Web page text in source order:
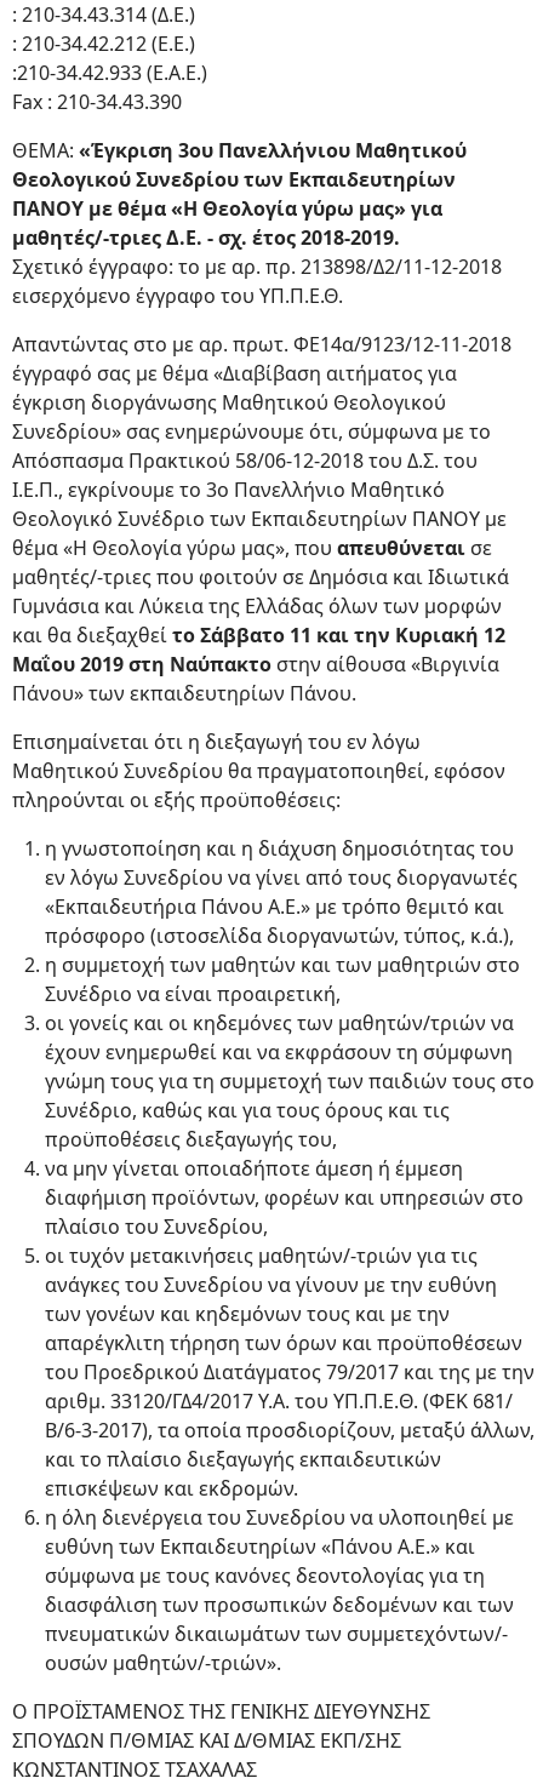
: 210-34.43.314 (Δ.Ε.)
: 210-34.42.212 (Ε.Ε.)
:210-34.42.933 (Ε.Α.Ε.)
Fax : 210-34.43.390
ΘΕΜΑ: «Έγκριση 3ου Πανελλήνιου Μαθητικού
Θεολογικού Συνεδρίου των Εκπαιδευτηρίων
ΠΑΝΟΥ με θέμα «Η Θεολογία γύρω μας» για
μαθητές/-τριες Δ.Ε. - σχ. έτος 2018-2019.
Σχετικό έγγραφο: το με αρ. πρ. 213898/Δ2/11-12-2018
εισερχόμενο έγγραφο του ΥΠ.Π.Ε.Θ.
Απαντώντας στο με αρ. πρωτ. ΦΕ14α/9123/12-11-2018
έγγραφό σας με θέμα «Διαβίβαση αιτήματος για
έγκριση διοργάνωσης Μαθητικού Θεολογικού
Συνεδρίου» σας ενημερώνουμε ότι, σύμφωνα με το
Απόσπασμα Πρακτικού 58/06-12-2018 του Δ.Σ. του
Ι.Ε.Π., εγκρίνουμε το 3ο Πανελλήνιο Μαθητικό
Θεολογικό Συνέδριο των Εκπαιδευτηρίων ΠΑΝΟΥ με
θέμα «Η Θεολογία γύρω μας», που απευθύνεται σε
μαθητές/-τριες που φοιτούν σε Δημόσια και Ιδιωτικά
Γυμνάσια και Λύκεια της Ελλάδας όλων των μορφών
και θα διεξαχθείτο Σάββατο 11 και την Κυριακή 12
Μαΐου 2019 στη Ναύπακτο στην αίθουσα «Βιργινία
Πάνου» των εκπαιδευτηρίων Πάνου.
Επισημαίνεται ότι η διεξαγωγή του εν λόγω
Μαθητικού Συνεδρίου θα πραγματοποιηθεί, εφόσον
πληρούνται οι εξής προϋποθέσεις:
η γνωστοποίηση και η διάχυση δημοσιότητας του
εν λόγω Συνεδρίου να γίνει από τους διοργανωτές
«Εκπαιδευτήρια Πάνου Α.Ε.» με τρόπο θεμιτό και
πρόσφορο (ιστοσελίδα διοργανωτών, τύπος, κ.ά.),
η συμμετοχή των μαθητών και των μαθητριών στο
Συνέδριο να είναι προαιρετική,
οι γονείς και οι κηδεμόνες των μαθητών/τριών να
έχουν ενημερωθεί και να εκφράσουν τη σύμφωνη
γνώμη τους για τη συμμετοχή των παιδιών τους στο
Συνέδριο, καθώς και για τους όρους και τις
προϋποθέσεις διεξαγωγής του,
να μην γίνεται οποιαδήποτε άμεση ή έμμεση
διαφήμιση προϊόντων, φορέων και υπηρεσιών στο
πλαίσιο του Συνεδρίου,
οι τυχόν μετακινήσεις μαθητών/-τριών για τις
ανάγκες του Συνεδρίου να γίνουν με την ευθύνη
των γονέων και κηδεμόνων τους και με την
απαρέγκλιτη τήρηση των όρων και προϋποθέσεων
του Προεδρικού Διατάγματος 79/2017 και της με την
αριθμ. 33120/ΓΔ4/2017 Υ.Α. του ΥΠ.Π.E.Θ. (ΦΕΚ 681/
Β/6-3-2017), τα οποία προσδιορίζουν, μεταξύ άλλων,
και το πλαίσιο διεξαγωγής εκπαιδευτικών
επισκέψεων και εκδρομών.
η όλη διενέργεια του Συνεδρίου να υλοποιηθεί με
ευθύνη των Εκπαιδευτηρίων «Πάνου Α.Ε.» και
σύμφωνα με τους κανόνες δεοντολογίας για τη
διασφάλιση των προσωπικών δεδομένων και των
πνευματικών δικαιωμάτων των συμμετεχόντων/-
ουσών μαθητών/-τριών».
Ο ΠΡΟΪΣΤΑΜΕΝΟΣ ΤΗΣ ΓΕΝΙΚΗΣ ΔΙΕΥΘΥΝΣΗΣ
ΣΠΟΥΔΩΝ Π/ΘΜΙΑΣ ΚΑΙ Δ/ΘΜΙΑΣ ΕΚΠ/ΣΗΣ
ΚΩΝΣΤΑΝΤΙΝΟΣ ΤΣΑΧΑΛΑΣ